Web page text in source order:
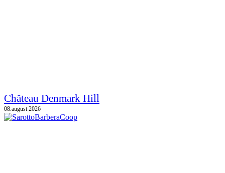
Château Denmark Hill
08.august 2026